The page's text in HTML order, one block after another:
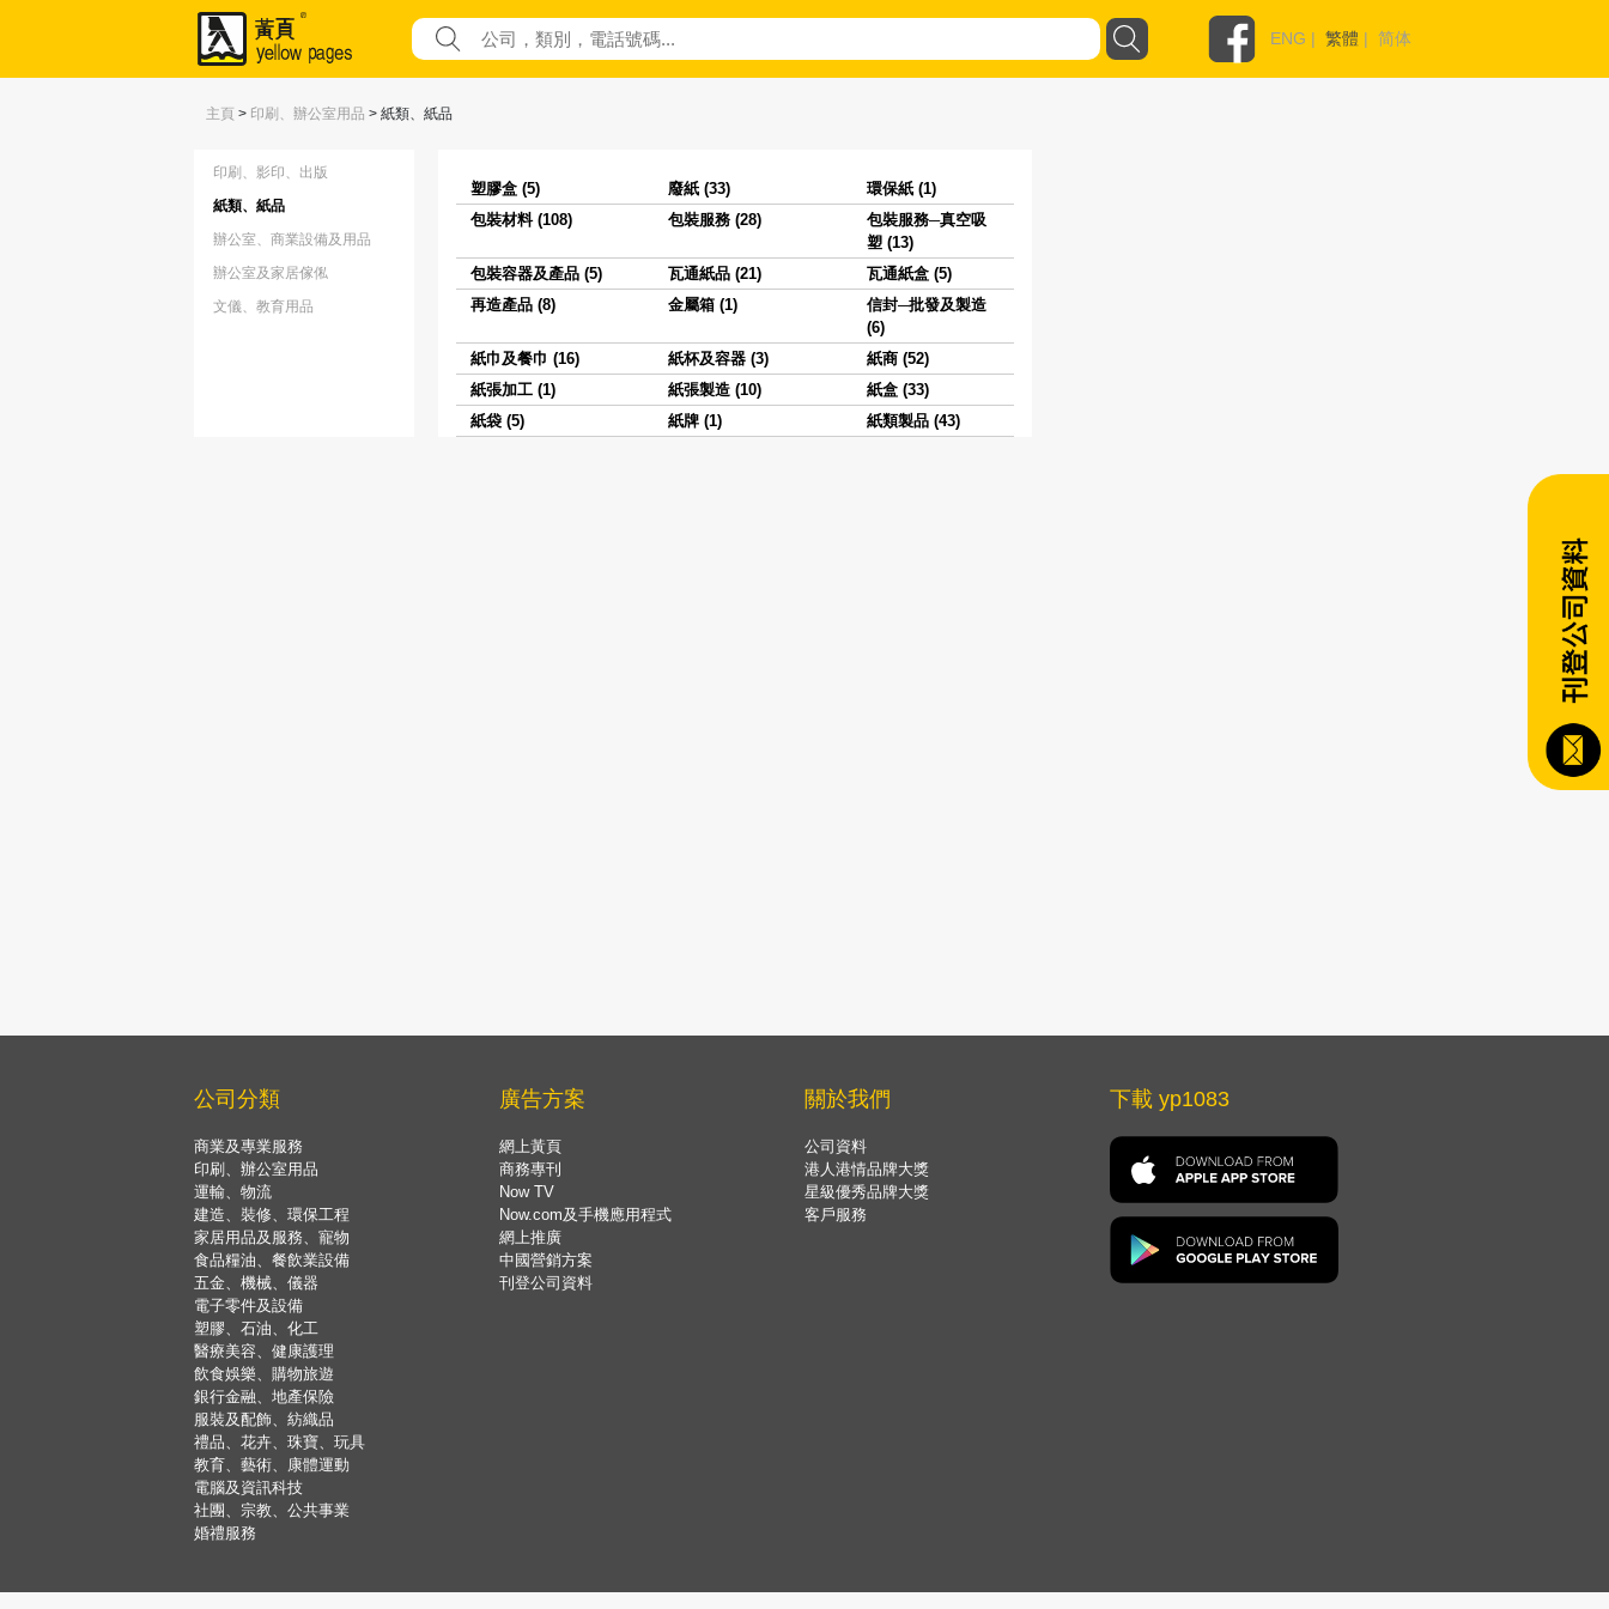
ENG | 繁體 | 简体
主頁 > 印刷、辦公室用品 > 紙類、紙品
印刷、影印、出版
紙類、紙品
辦公室、商業設備及用品
辦公室及家居傢俬
文儀、教育用品
塑膠盒 (5) 廢紙 (33)
環保紙 (1)
包裝材料 (108)
包裝服務 (28)
包裝服務─真空吸
塑 (13)
包裝容器及產品 (5)
瓦通紙品 (21)
瓦通紙盒 (5)
再造產品 (8)
金屬箱 (1)
信封─批發及製造
(6)
紙巾及餐巾 (16)
紙杯及容器 (3)
紙商 (52)
紙張加工 (1)
紙張製造 (10)
紙盒 (33)
紙袋 (5)
紙牌 (1) 紙類製品 (43)
公司分類
商業及專業服務
印刷、辦公室用品
運輸、物流
建造、裝修、環保工程
家居用品及服務、寵物
食品糧油、餐飲業設備
五金、機械、儀器
電子零件及設備
塑膠、石油、化工
醫療美容、健康護理
飲食娛樂、購物旅遊
銀行金融、地產保險
服裝及配飾、紡織品
禮品、花卉、珠寶、玩具
教育、藝術、康體運動
電腦及資訊科技
社團、宗教、公共事業
婚禮服務
廣告方案
網上黃頁
商務專刊
Now TV
Now.com及手機應用程式
網上推廣
中國營銷方案
刊登公司資料
關於我們
公司資料
港人港情品牌大獎
星級優秀品牌大獎
客戶服務
下載 yp1083